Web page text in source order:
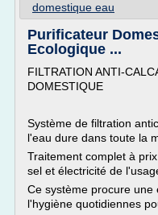
domestique eau
Purificateur
Ecologique ...
FILTRATION ANTI-
DOMESTIQUE
Système de filtration
l'eau dure dans toute la
Traitement complet à
sel et électricité de
Ce système procure
l'hygiène quotidiennes